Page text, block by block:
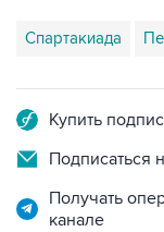
Спартакиада
Купить
Подписаться
Получать
канале